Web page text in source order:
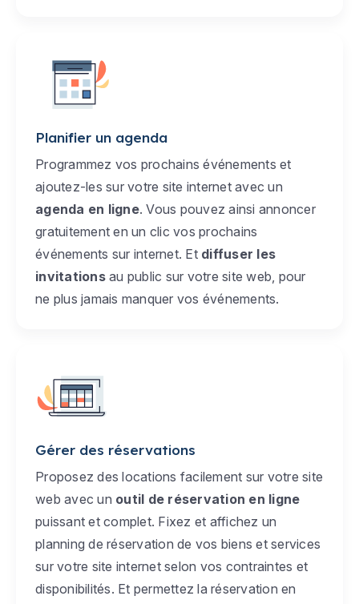
Planifier un agenda
Programmez vos prochains événements et
ajoutez-les sur votre site internet avec un
agenda en ligne. Vous pouvez ainsi annoncer
gratuitement en un clic vos prochains
événements sur internet. Et diffuser les
invitationsau public sur votre site web, pour
ne plus jamais manquer vos événements.
Gérer des réservations
Proposez des locations facilement sur votre site
web avec un outil de réservation en ligne
puissant et complet. Fixez et affichez un
planning de réservation de vos biens et services
sur votre site internet selon vos contraintes et
disponibilités. Et permettez la réservation en